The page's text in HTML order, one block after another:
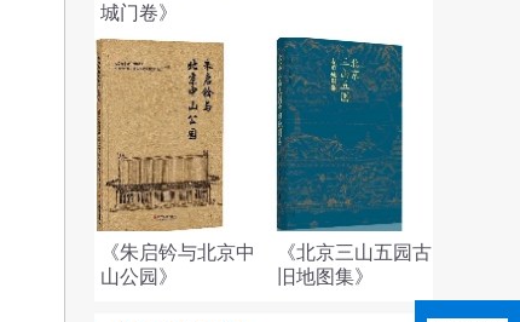
城门卷》
《朱启钤与北京中
山公园》
《北京三山五园古
旧地图集》